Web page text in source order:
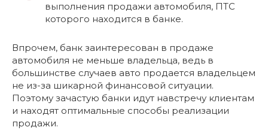
выполнения продажи автомобиля, ПТС
которого находится в банке.
Впрочем, банк заинтересован в продаже
автомобиля не меньше владельца, ведь в
большинстве случаев авто продается владельцем
не из-за шикарной финансовой ситуации.
Поэтому зачастую банки идут навстречу клиентам
и находят оптимальные способы реализации
продажи.